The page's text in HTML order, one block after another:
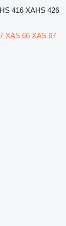
416 XAHS 426
XAS 66 XAS 67